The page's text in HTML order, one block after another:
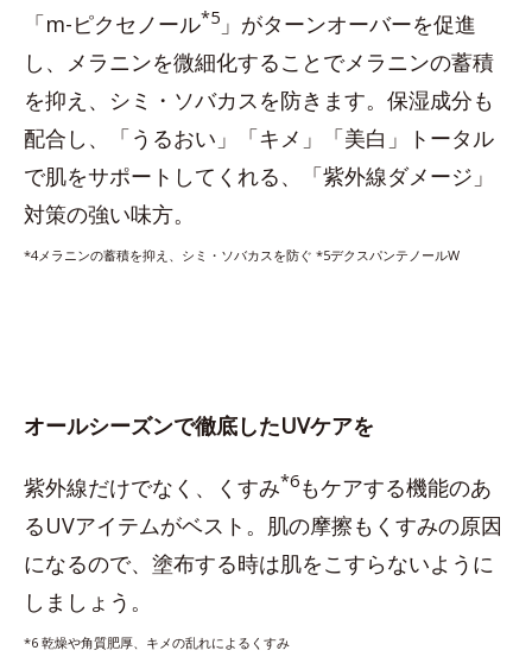
「m-ピクセノール*5 」がターンオーバーを促進
し、メラニンを微細化することでメラニンの蓄積
を抑え、シミ・ソバカスを防きます。保湿成分も
配合し、「うるおい」「キメ」「美白」トータル
で肌をサポートしてくれる、「紫外線ダメージ」
対策の強い味方。
*4メラニンの蓄積を抑え、シミ・ソバカスを防ぐ *5デクスパンテノールW
オールシーズンで徹底したUVケアを
紫外線だけでなく、くすみ*6もケアする機能のあ
るUVアイテムがベスト。肌の摩擦もくすみの原因
になるので、塗布する時は肌をこすらないように
しましょう。
*6 乾燥や角質肥厚、キメの乱れによるくすみ